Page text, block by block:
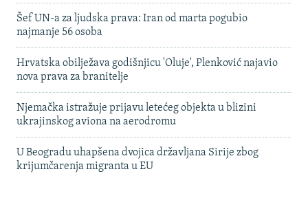
Šef UN-a za ljudska prava: Iran od marta pogubio
najmanje 56 osoba
Hrvatska obilježava godišnjicu 'Oluje', Plenković najavio
nova prava za branitelje
Njemačka istražuje prijavu letećeg objekta u blizini
ukrajinskog aviona na aerodromu
U Beogradu uhapšena dvojica državljana Sirije zbog
krijumčarenja migranta u EU